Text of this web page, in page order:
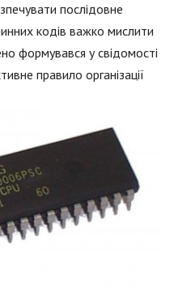
послідовне
кодів важко мислити
формувався у свідомості
правило організації